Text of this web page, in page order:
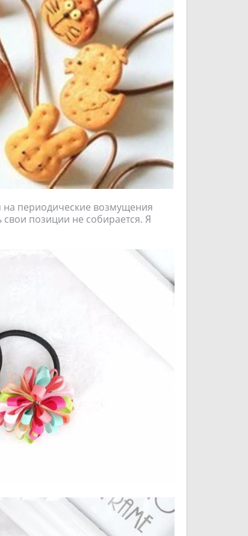
периодические возмущения
свои позиции не собирается. Я